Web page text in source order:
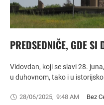
PREDSEDNIČE, GDE SI
Vidovdan, koji se slavi 28.
u duhovnom, tako i u
28/06/2025, 9:48 AM Bez